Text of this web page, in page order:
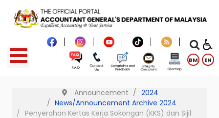
BM EN
Announcement
2024
News/Announcement Archive 2024
Penyerahan Kertas Kerja Sokongan (KKS) dan Sijil